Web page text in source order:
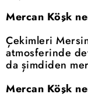
Mercan Köşk
Çekimleri
atmosferinde
da şimdiden
Mercan Köşk